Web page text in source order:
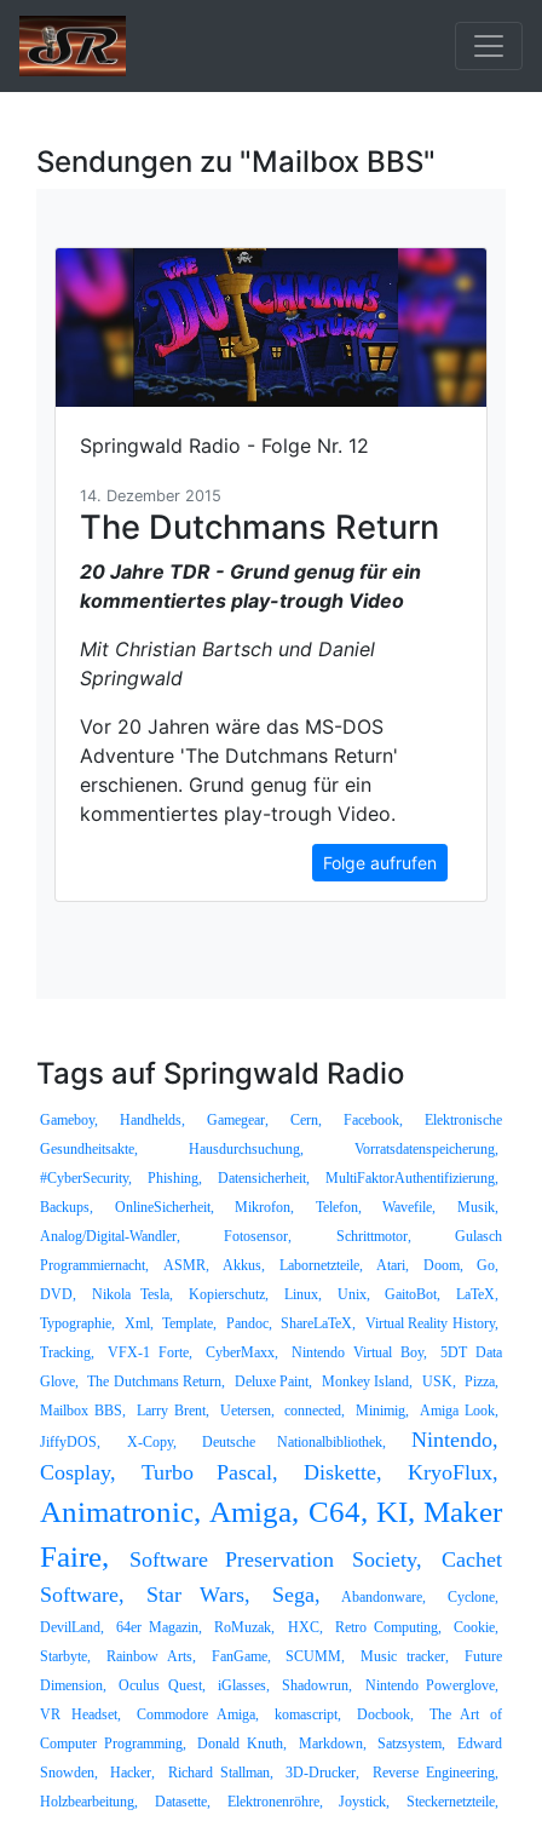
Sendungen zu "Mailbox BBS"
Springwald Radio - Folge Nr. 12
14. Dezember 2015
The Dutchmans Return
20 Jahre TDR - Grund genug für ein
kommentiertes play-trough Video
Mit Christian Bartsch und Daniel
Springwald
Vor 20 Jahren wäre das MS-DOS
Adventure 'The Dutchmans Return'
erschienen. Grund genug für ein
kommentiertes play-trough Video.
Folge aufrufen
Tags auf Springwald Radio
Gameboy, Handhelds, Gamegear, Cern, Facebook,
Elektronische
Gesundheitsakte,
Hausdurchsuchung,
Vorratsdatenspeicherung,
#CyberSecurity,
Phishing, Datensicherheit,
MultiFaktorAuthentifizierung,
Backups,
OnlineSicherheit, Mikrofon, Telefon, Wavefile,
Musik,
Analog/Digital-Wandler,
Fotosensor, Schrittmotor,
Gulasch
Programmiernacht,
ASMR, Akkus, Labornetzteile, Atari, Doom,
Go,
DVD,
Nikola Tesla, Kopierschutz, Linux, Unix, GaitoBot,
LaTeX,
Typographie, Xml, Template, Pandoc, ShareLaTeX, Virtual Reality History,
Tracking,
VFX-1 Forte, CyberMaxx, Nintendo Virtual Boy,
5DT Data
Glove, The Dutchmans Return, Deluxe Paint, Monkey Island, USK, Pizza,
Mailbox BBS,
Larry Brent, Uetersen, connected, Minimig,
Amiga Look,
JiffyDOS,
X-Copy, Deutsche Nationalbibliothek,
Nintendo,
Cosplay,
Turbo Pascal, Diskette, KryoFlux,
Animatronic, Amiga, C64, KI, Maker
Faire,
Software Preservation Society,
Cachet
Software,
Star Wars, Sega, Abandonware,
Cyclone,
DevilLand,
64er Magazin, RoMuzak, HXC, Retro Computing,
Cookie,
Starbyte,
Rainbow Arts, FanGame, SCUMM, Music tracker,
Future
Dimension,
Oculus Quest, iGlasses, Shadowrun,
Nintendo Powerglove,
VR Headset,
Commodore Amiga, komascript, Docbook,
The Art of
Computer Programming,
Donald Knuth, Markdown, Satzsystem,
Edward
Snowden,
Hacker, Richard Stallman, 3D-Drucker,
Reverse Engineering,
Holzbearbeitung,
Datasette, Elektronenröhre, Joystick,
Steckernetzteile,